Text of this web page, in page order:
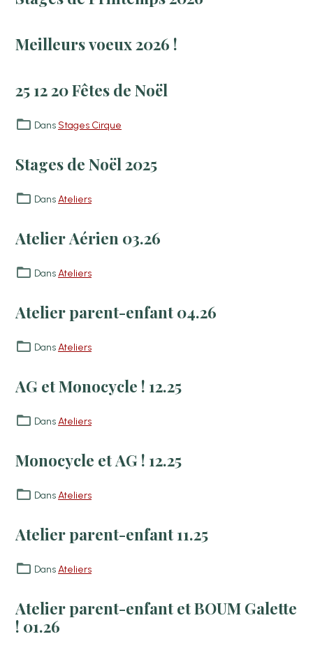
Meilleurs voeux 2026 !
25 12 20 Fêtes de Noël
Dans Stages Cirque
Stages de Noël 2025
DansAteliers
Atelier Aérien 03.26
DansAteliers
Atelier parent-enfant 04.26
DansAteliers
AG et Monocycle ! 12.25
DansAteliers
Monocycle et AG ! 12.25
DansAteliers
Atelier parent-enfant 11.25
DansAteliers
Atelier parent-enfant et BOUM Galette
! 01.26